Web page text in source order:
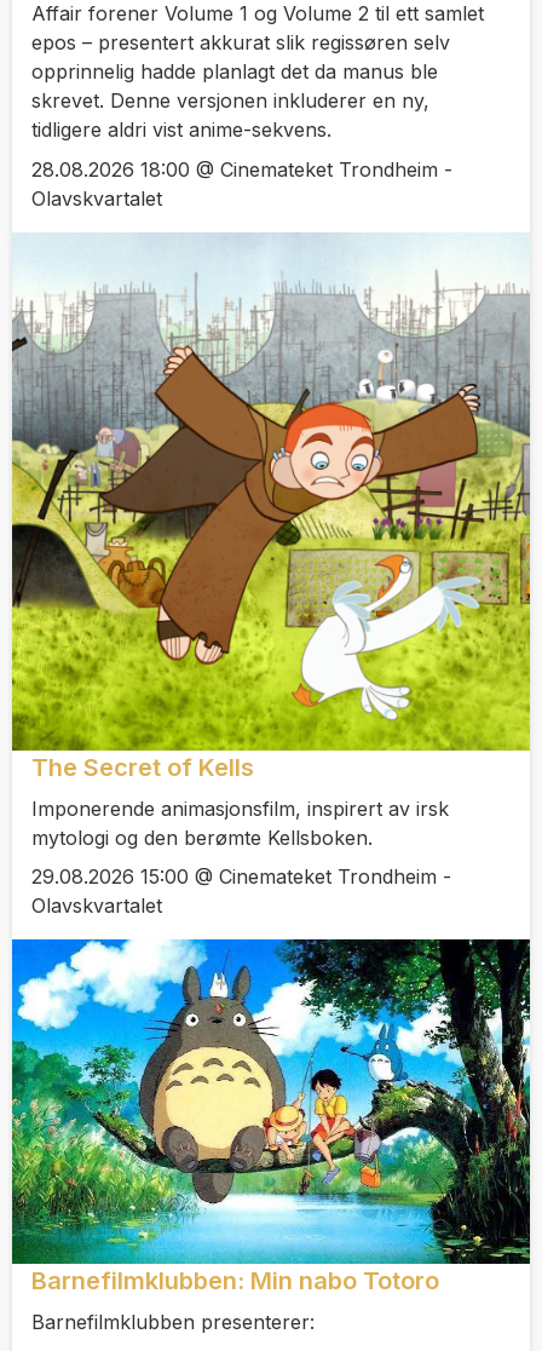
Affair forener Volume 1 og Volume 2 til ett samlet
epos – presentert akkurat slik regissøren selv
opprinnelig hadde planlagt det da manus ble
skrevet. Denne versjonen inkluderer en ny,
tidligere aldri vist anime-sekvens.
28.08.2026 18:00 @ Cinemateket Trondheim -
Olavskvartalet
The Secret of Kells
Imponerende animasjonsfilm, inspirert av irsk
mytologi og den berømte Kellsboken.
29.08.2026 15:00 @ Cinemateket Trondheim -
Olavskvartalet
Barnefilmklubben: Min nabo Totoro
Barnefilmklubben presenterer: